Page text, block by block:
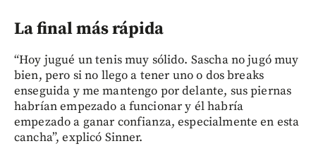
La final más rápida
“Hoy jugué un tenis muy sólido. Sascha no jugó muy
bien, pero si no llego a tener uno o dos breaks
enseguida y me mantengo por delante, sus piernas
habrían empezado a funcionar y él habría
empezado a ganar confianza, especialmente en esta
cancha”, explicó Sinner.